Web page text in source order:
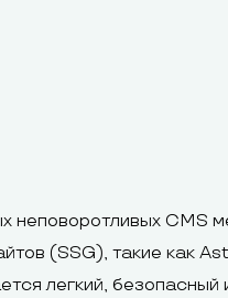
CMS
(SSG), такие как
легкий, безопасный